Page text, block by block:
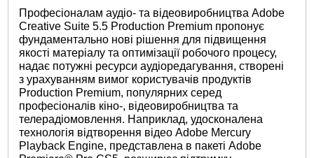
Професіоналам аудіо- та відеовиробництва Adobe
Creative Suite 5.5 Production Premium пропонує
фундаментально нові рішення для підвищення
якості матеріалу та оптимізації робочого процесу,
надає потужні ресурси аудіоредагування, створені
з урахуванням вимог користувачів продуктів
Production Premium, популярних серед
професіоналів кіно-, відеовиробництва та
телерадіомовлення. Наприклад, удосконалена
технологія відтворення відео Adobe Mercury
Playback Engine, представлена ​​в пакеті Adobe